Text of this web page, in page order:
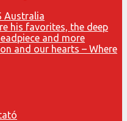
his favorites, the deep
and more
and our hearts – Where